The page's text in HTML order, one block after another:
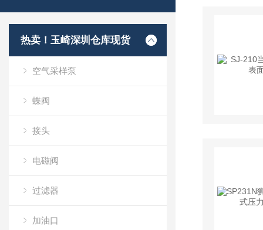
热卖！玉崎深圳仓库现货
空气采样泵
蝶阀
接头
电磁阀
过滤器
加油口